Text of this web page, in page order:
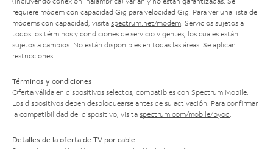
requiere módem con capacidad Gig para velocidad Gig. Para ver una lista de
módems con capacidad, visita spectrum.net/modem . Servicios sujetos a
todos los términos y condiciones de servicio vigentes, los cuales están
sujetos a cambios. No están disponibles en todas las áreas. Se aplican
restricciones.
Términos y condiciones
Oferta válida en dispositivos selectos, compatibles con Spectrum Mobile.
Los dispositivos deben desbloquearse antes de su activación. Para confirmar
la compatibilidad del dispositivo, visita spectrum.com/mobile/byod
Detalles de la oferta de TV por cable